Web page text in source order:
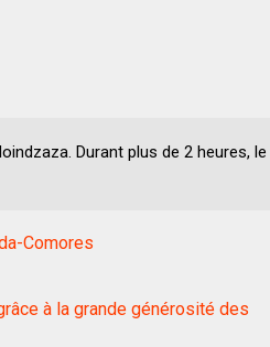
Durant plus de 2 heures, le
Comores
à la grande générosité des